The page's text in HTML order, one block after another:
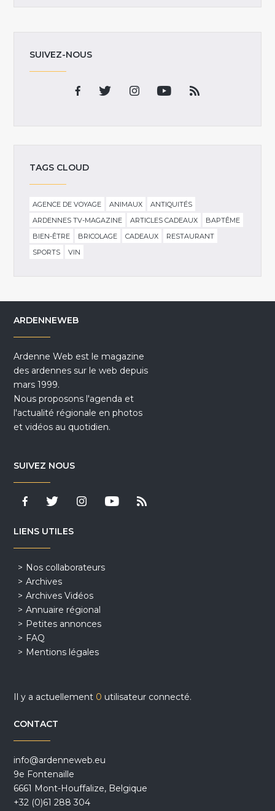
SUIVEZ-NOUS
TAGS CLOUD
AGENCE DE VOYAGE ANIMAUX
ANTIQUITÉS
ARDENNES TV-MAGAZINE
ARTICLES CADEAUX
BAPTÊME
BIEN-ÊTRE
BRICOLAGE CADEAUX
RESTAURANT
SPORTS
VIN
ARDENNEWEB
Ardenne Web est le magazine
des ardennes sur le web depuis
mars 1999.
Nous proposons l'agenda et
l'actualité régionale en photos
et vidéos au quotidien.
SUIVEZ NOUS
LIENS UTILES
Nos collaborateurs
Archives
Archives Vidéos
Annuaire régional
Petites annonces
FAQ
Mentions légales
Il y a actuellement 0 utilisateur connecté.
CONTACT
info@ardenneweb.eu
9e Fontenaille
6661 Mont-Houffalize, Belgique
+32 (0)61 288 304